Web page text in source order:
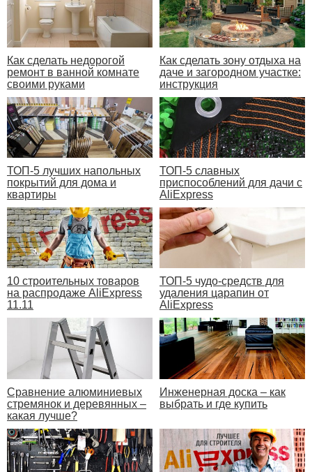
Как сделать недорогой
ремонт в ванной комнате
своими руками
Как сделать зону отдыха на
даче и загородном участке:
инструкция
ТОП-5 лучших напольных
покрытий для дома и
квартиры
ТОП-5 славных
приспособлений для дачи с
AliExpress
10 строительных товаров
на распродаже AliExpress
11.11
ТОП-5 чудо-средств для
удаления царапин от
AliExpress
Сравнение алюминиевых
стремянок и деревянных –
какая лучше?
Инженерная доска – как
выбрать и где купить